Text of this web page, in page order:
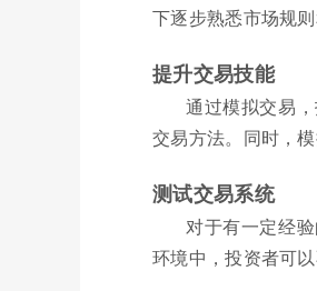
下逐步熟悉市场规则
提升交易技能
通过模拟交易
交易方法。同时，
测试交易系统
对于有一定经
环境中，投资者可